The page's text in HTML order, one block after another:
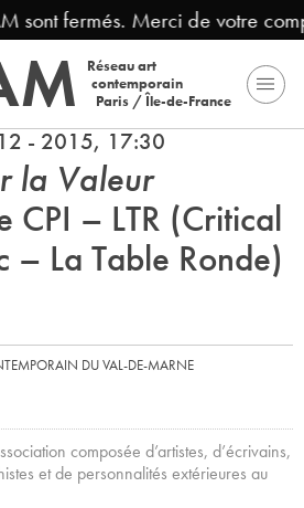
sont fermés. Merci de votre
Réseau art
contemporain
Paris / Île-de-France
- 2015, 17:30
la Valeur
CPI – LTR (Critical
– La Table Ronde)
DU VAL-DE-MARNE
composée d’artistes, d’écrivains,
et de personnalités extérieures au